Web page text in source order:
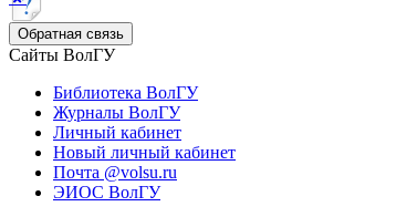
Обратная связь
Сайты ВолГУ
Библиотека ВолГУ
Журналы ВолГУ
Личный кабинет
Новый личный кабинет
Почта @volsu.ru
ЭИОС ВолГУ